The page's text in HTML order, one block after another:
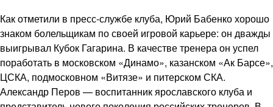
Как отметили в пресс-службе клуба, Юрий Бабенко хорошо
знаком болельщикам по своей игровой карьере: он дважды
выигрывал Кубок Гагарина. В качестве тренера он успел
поработать в московском «Динамо», казанском «Ак Барсе»,
ЦСКА, подмосковном «Витязе» и питерском СКА.
Александр Перов — воспитанник ярославского клуба и